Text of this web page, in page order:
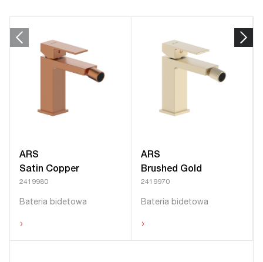
ARS
Satin Copper
2419980
Bateria bidetowa
›
ARS
Brushed Gold
2419970
Bateria bidetowa
›